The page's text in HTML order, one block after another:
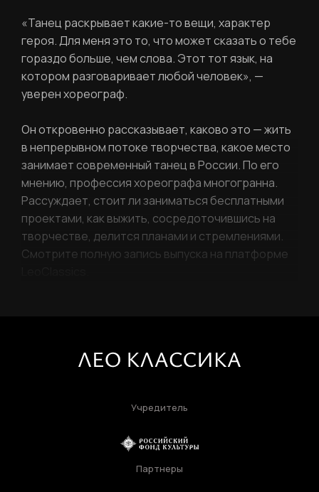
«Танец раскрывает какие-то вещи, характер
героя. Для меня это то, что может сказать о тебе
гораздо больше, чем слова. Этот тот язык, на
котором разговаривает любой человек», —
уверен хореограф.
Он откровенно рассказывает, каково это — жить
в непрерывном потоке творчества, какое место
занимает современный танец в России. По его
мнению, профессия хореографа многогранна.
Рассуждает, стоит ли заниматься бесплатными
проектами, как выжить, сосредоточившись на
творчестве, делится планами и стремлениями.
Смотрите полную запись выпуска на платформе
Учредитель
Партнеры
Отправить
Вход в личный кабинет